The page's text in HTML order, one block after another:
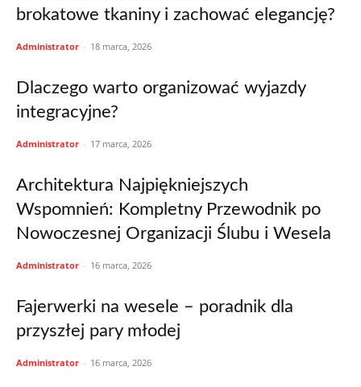
brokatowe tkaniny i zachować elegancję?
Administrator - 18 marca, 2026
Dlaczego warto organizować wyjazdy
integracyjne?
Administrator - 17 marca, 2026
Architektura Najpiękniejszych
Wspomnień: Kompletny Przewodnik po
Nowoczesnej Organizacji Ślubu i Wesela
Administrator - 16 marca, 2026
Fajerwerki na wesele – poradnik dla
przyszłej pary młodej
Administrator - 16 marca, 2026